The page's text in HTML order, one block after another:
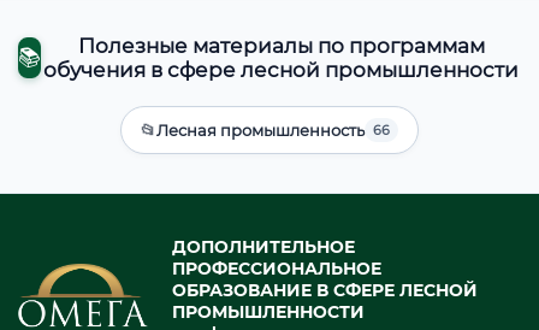
📚
Полезные материалы по программам
обучения в сфере лесной промышленности
📂Лесная промышленность 66
ДОПОЛНИТЕЛЬНОЕ
ПРОФЕССИОНАЛЬНОЕ
ОБРАЗОВАНИЕ В СФЕРЕ ЛЕСНОЙ
ПРОМЫШЛЕННОСТИ